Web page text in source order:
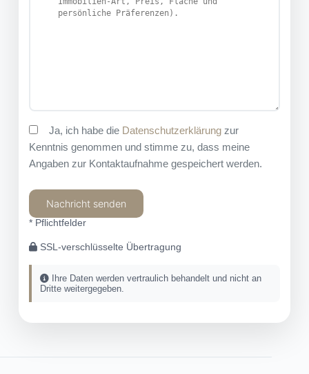
Ja, ich habe die Datenschutzerklärungzur
Kenntnis genommen und stimme zu, dass meine
Angaben zur Kontaktaufnahme gespeichert werden.
* Pflichtfelder
SSL-verschlüsselte Übertragung
Ihre Daten werden vertraulich behandelt und nicht an
Dritte weitergegeben.